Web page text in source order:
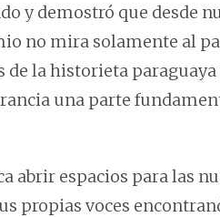
y demostró que desde
no mira solamente al
de la historieta
una parte
abrir espacios para las
propias voces